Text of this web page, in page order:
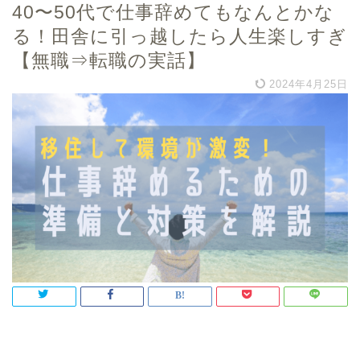
40〜50代で仕事辞めてもなんとかな
る！田舎に引っ越したら人生楽しすぎ
【無職⇒転職の実話】
2024年4月25日